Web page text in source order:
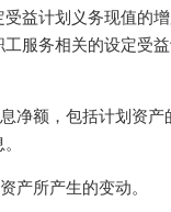
益计划义务现值的
服务相关的设定受
额，包括计划资产
所产生的变动。